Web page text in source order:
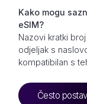
Kako mogu
eSIM?
Nazovi kratki
odjeljak s
kompatibilan s
Često